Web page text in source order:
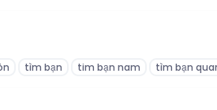
tìm bạn tim bạn nam tìm bạn